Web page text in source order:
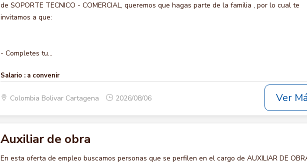
de SOPORTE TECNICO - COMERCIAL, queremos que hagas parte de la familia , por lo cual te
invitamos a que:
- Completes tu...
Salario : a convenir
Colombia Bolivar Cartagena 2026/08/06 Ver
Auxiliar de obra
En esta oferta de empleo buscamos personas que se perfilen en el cargo de AUXILIAR DE